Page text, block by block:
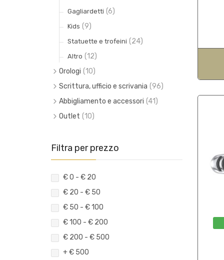
Gagliardetti (6)
Kids (9)
Statuette e trofeini (24)
Altro (12)
Orologi (10)
Polso (3)
Muro (3)
Tavolo (4)
Scrittura, ufficio e scrivania (96)
Stilografiche (4)
Fermacarte grandi e piccoli
Set scrittura (8)
Vuotatasche e portabiglietti
Notes e Blocchi
Pinzafogli e tagliacarte
Cancelleria (4)
Abbigliamento e accessori (41)
Fabbrica d'armi Beretta
Calzature (3)
Pantaloni
Uniformi
Outlet (10)
Oggettistica (6)
Filtra per prezzo
€ 0 - € 20
€ 20 - € 50
€ 50 - € 100
€ 100 - € 200
€ 200 - € 500
+ € 500